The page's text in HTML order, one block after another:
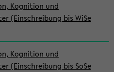
Kognition und
(Einschreibung bis WiSe
Kognition und
(Einschreibung bis SoSe